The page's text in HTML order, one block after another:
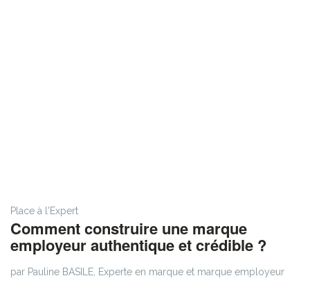
Place à l'Expert
Comment construire une marque
employeur authentique et crédible ?
par Pauline BASILE, Experte en marque et marque employeur